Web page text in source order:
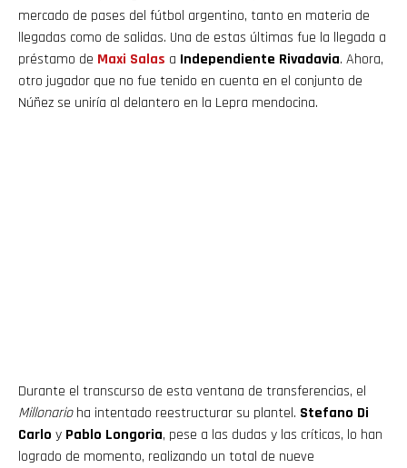
mercado de pases del fútbol argentino, tanto en materia de
llegadas como de salidas. Una de estas últimas fue la llegada a
préstamo de Maxi Salas a Independiente Rivadavia. Ahora,
otro jugador que no fue tenido en cuenta en el conjunto de
Núñez se uniría al delantero en la Lepra mendocina.
Durante el transcurso de esta ventana de transferencias, el
Millonarioha intentado reestructurar su plantel. Stefano Di
Carlo y Pablo Longoria, pese a las dudas y las críticas, lo han
logrado de momento, realizando un total de nueve